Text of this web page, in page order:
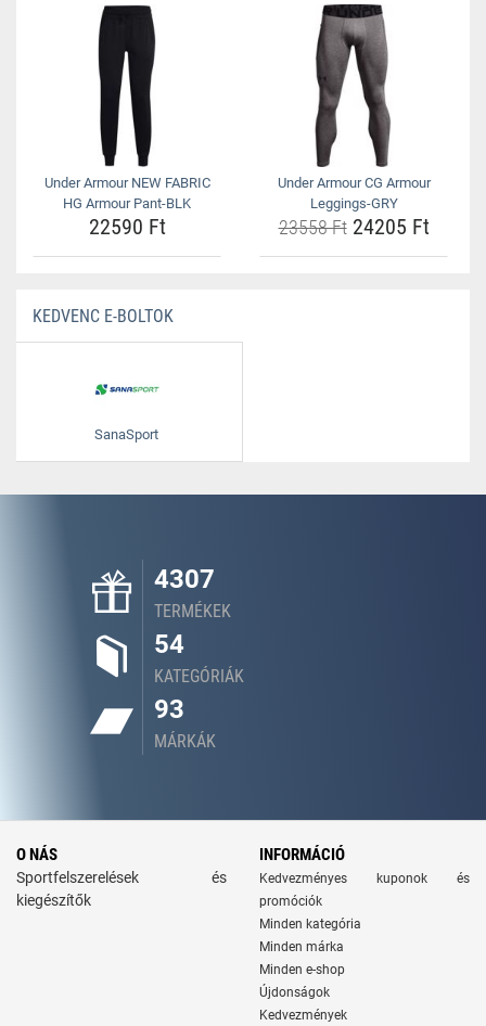
Under Armour NEW FABRIC
HG Armour Pant-BLK
22590 Ft
Under Armour CG Armour
Leggings-GRY
23558 Ft24205 Ft
KEDVENC E-BOLTOK
SanaSport
4307
TERMÉKEK
54
KATEGÓRIÁK
93
MÁRKÁK
O NÁS
Sportfelszerelések és
kiegészítők
INFORMÁCIÓ
Kedvezményes kuponok és
promóciók
Minden kategória
Minden márka
Minden e-shop
Újdonságok
Kedvezmények